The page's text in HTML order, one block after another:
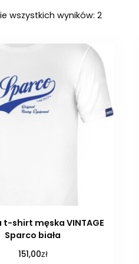
wszystkich wyników: 2
t-shirt męska VINTAGE
Sparco biała
151,00zł